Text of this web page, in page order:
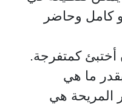
كامل وحاضر
كمتفرجة.
ما هي
المريحة هي